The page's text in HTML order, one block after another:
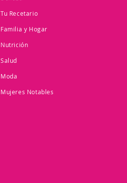
Tu Recetario
Familia y Hogar
Nutrición
Salud
Moda
Mujeres Notables